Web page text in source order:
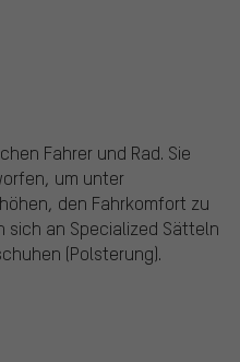
Fahrer und Rad. Sie
um unter
den Fahrkomfort zu
sich an Specialized Sätteln
(Polsterung).